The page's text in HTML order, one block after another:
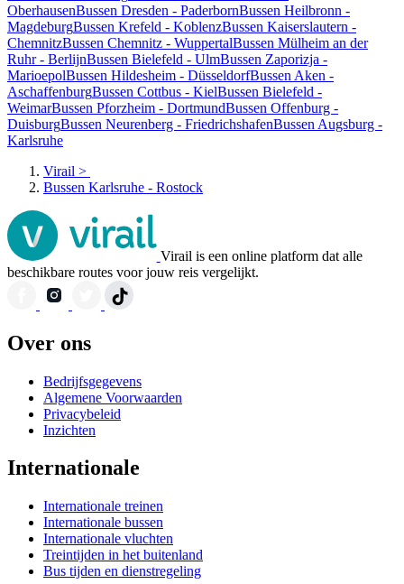
OberhausenBussen Dresden - PaderbornBussen Heilbronn -
MagdeburgBussen Krefeld - KoblenzBussen Kaiserslautern -
ChemnitzBussen Chemnitz - WuppertalBussen Mülheim an der
Ruhr - BerlijnBussen Bielefeld - UlmBussen Zaporizja -
MarioepolBussen Hildesheim - DüsseldorfBussen Aken -
AschaffenburgBussen Cottbus - KielBussen Bielefeld -
WeimarBussen Pforzheim - DortmundBussen Offenburg -
DuisburgBussen Neurenberg - FriedrichshafenBussen Augsburg -
Karlsruhe
Virail >
Bussen Karlsruhe - Rostock
Virail is een online platform dat alle
beschikbare routes voor jouw reis vergelijkt.
Over ons
Bedrijfsgegevens
Algemene Voorwaarden
Privacybeleid
Inzichten
Internationale
Internationale treinen
Internationale bussen
Internationale vluchten
Treintijden in het buitenland
Bus tijden en dienstregeling